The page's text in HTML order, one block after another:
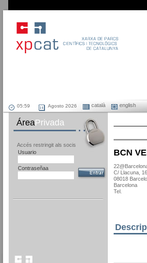
Agosto 2026 català english
ÁreaPrivada
Accés restringit als socis
Usuario
Contraseñaa
BCN
C/ Llacuna,
08018
Barcelona
Tel.